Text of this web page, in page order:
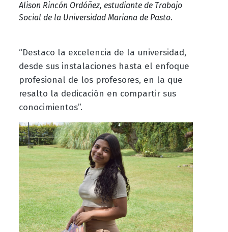
Alison Rincón Ordóñez, estudiante de Trabajo
Social de la Universidad Mariana de Pasto.
“Destaco la excelencia de la universidad,
desde sus instalaciones hasta el enfoque
profesional de los profesores, en la que
resalto la dedicación en compartir sus
conocimientos”.